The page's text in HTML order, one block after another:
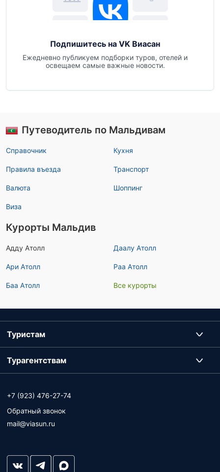
Подпишитесь на VK Виасан
Ежедневно публикуем подборки туров, отелей и
освещаем самые важные новости.
Путеводитель по Мальдивам
Справочник
Правила въезда
Валюта
Виза
Кухня
Транспорт
Шоппинг
Курорты Мальдив
Адду Атолл
Ари Атолл
Баа Атолл
Даалу Атолл
Раа Атолл
Все курорты
Туристам
Турагентствам
+7 (923) 476-27-74
Обратный звонок
mail@viasun.ru